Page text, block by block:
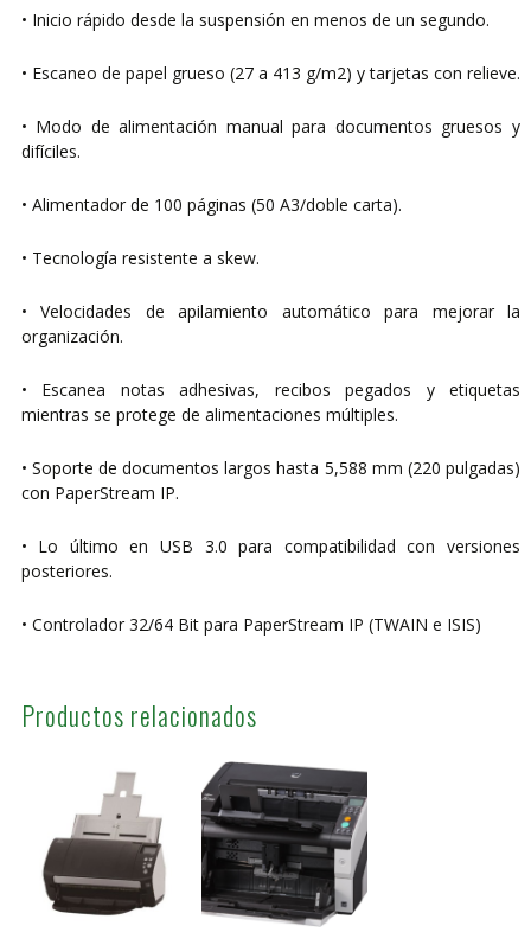
• Inicio rápido desde la suspensión en menos de un segundo.
• Escaneo de papel grueso (27 a 413 g/m2) y tarjetas con relieve.
• Modo de alimentación manual para documentos gruesos y
difíciles.
• Alimentador de 100 páginas (50 A3/doble carta).
• Tecnología resistente a skew.
• Velocidades de apilamiento automático para mejorar la
organización.
• Escanea notas adhesivas, recibos pegados y etiquetas
mientras se protege de alimentaciones múltiples.
• Soporte de documentos largos hasta 5,588 mm (220 pulgadas)
con PaperStream IP.
• Lo último en USB 3.0 para compatibilidad con versiones
posteriores.
• Controlador 32/64 Bit para PaperStream IP (TWAIN e ISIS)
Productos relacionados